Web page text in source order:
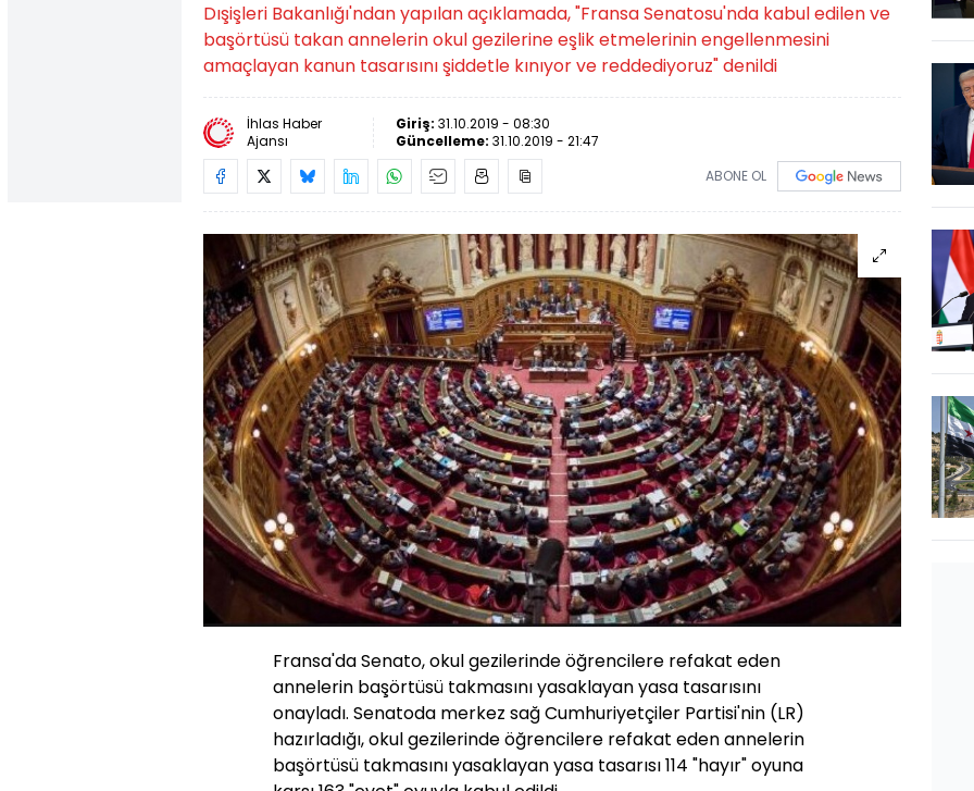
Dışişleri Bakanlığı'ndan yapılan açıklamada, "Fransa Senatosu'nda kabul edilen ve
başörtüsü takan annelerin okul gezilerine eşlik etmelerinin engellenmesini
amaçlayan kanun tasarısını şiddetle kınıyor ve reddediyoruz" denildi
İhlas Haber
Ajansı
Giriş: 31.10.2019 - 08:30
Güncelleme: 31.10.2019 - 21:47
ABONE OL
Fransa'da Senato, okul gezilerinde öğrencilere refakat eden
annelerin başörtüsü takmasını yasaklayan yasa tasarısını
onayladı. Senatoda merkez sağ Cumhuriyetçiler Partisi'nin (LR)
hazırladığı, okul gezilerinde öğrencilere refakat eden annelerin
başörtüsü takmasını yasaklayan yasa tasarısı 114 "hayır" oyuna